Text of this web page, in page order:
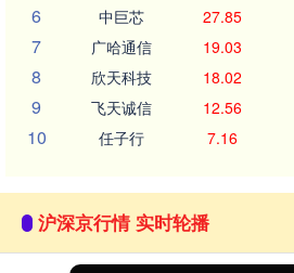
6 中巨芯 27.85
7 广哈通信 19.03
8 欣天科技 18.02
9 飞天诚信 12.56
10 任子行 7.16
沪深京行情 实时轮播